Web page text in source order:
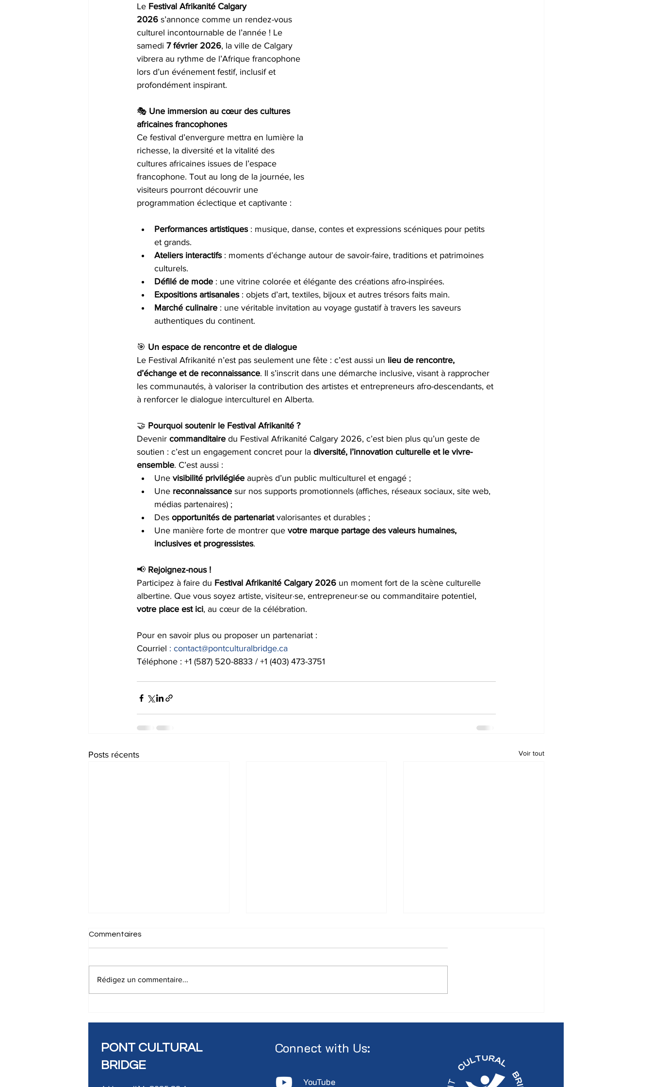
Le Festival Afrikanité Calgary
2026 s’annonce comme un rendez-vous
culturel incontournable de l’année ! Le
samedi 7 février 2026, la ville de Calgary
vibrera au rythme de l’Afrique francophone
lors d’un événement festif, inclusif et
profondément inspirant.
🎭 Une immersion au cœur des cultures
africaines francophones
Ce festival d’envergure mettra en lumière la
richesse, la diversité et la vitalité des
cultures africaines issues de l’espace
francophone. Tout au long de la journée, les
visiteurs pourront découvrir une
programmation éclectique et captivante :
Performances artistiques : musique, danse, contes et expressions scéniques pour petits
et grands.
Ateliers interactifs : moments d’échange autour de savoir-faire, traditions et patrimoines
culturels.
Défilé de mode : une vitrine colorée et élégante des créations afro-inspirées.
Expositions artisanales : objets d’art, textiles, bijoux et autres trésors faits main.
Marché culinaire : une véritable invitation au voyage gustatif à travers les saveurs
authentiques du continent.
🎯 Un espace de rencontre et de dialogue
Le Festival Afrikanité n’est pas seulement une fête : c’est aussi un lieu de rencontre,
d’échange et de reconnaissance. Il s’inscrit dans une démarche inclusive, visant à rapprocher
les communautés, à valoriser la contribution des artistes et entrepreneurs afro-descendants, et
à renforcer le dialogue interculturel en Alberta.
🤝 Pourquoi soutenir le Festival Afrikanité ?
Devenir commanditaire du Festival Afrikanité Calgary 2026, c’est bien plus qu’un geste de
soutien : c’est un engagement concret pour la diversité, l’innovation culturelle et le vivre-
ensemble. C’est aussi :
Une visibilité privilégiée auprès d’un public multiculturel et engagé ;
Une reconnaissance sur nos supports promotionnels (affiches, réseaux sociaux, site web,
médias partenaires) ;
Des opportunités de partenariat valorisantes et durables ;
Une manière forte de montrer que votre marque partage des valeurs humaines,
inclusives et progressistes.
📢 Rejoignez-nous !
Participez à faire du Festival Afrikanité Calgary 2026 un moment fort de la scène culturelle
albertine. Que vous soyez artiste, visiteur·se, entrepreneur·se ou commanditaire potentiel,
votre place est ici, au cœur de la célébration.
Pour en savoir plus ou proposer un partenariat :
Courriel : contact@pontculturalbridge.ca
Téléphone : +1 (587) 520-8833 / +1 (403) 473-3751
Posts récents Voir tout
Commentaires
Rédigez un commentaire...
PONT CULTURAL
BRIDGE
Connect with Us:
YouTube